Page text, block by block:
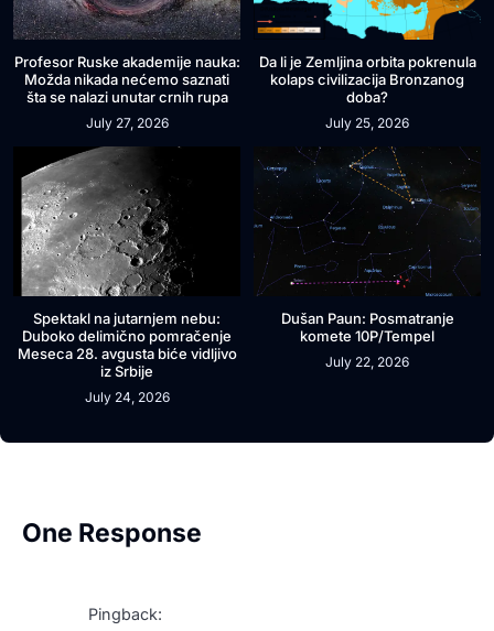
Profesor Ruske akademije nauka:
Možda nikada nećemo saznati
šta se nalazi unutar crnih rupa
July 27, 2026
Da li je Zemljina orbita pokrenula
kolaps civilizacija Bronzanog
doba?
July 25, 2026
Spektakl na jutarnjem nebu:
Duboko delimično pomračenje
Meseca 28. avgusta biće vidljivo
iz Srbije
July 24, 2026
Dušan Paun: Posmatranje
komete 10P/Tempel
July 22, 2026
One Response
Pingback: